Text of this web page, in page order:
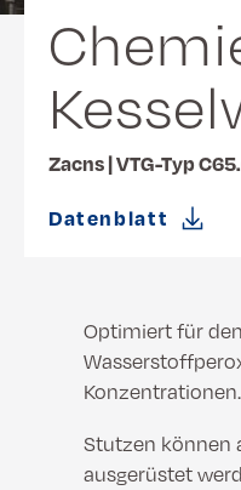
Zacns | VTG-Typ
Datenblatt
Optimiert für
Konzentrationen.
Stutzen können
ausgerüstet